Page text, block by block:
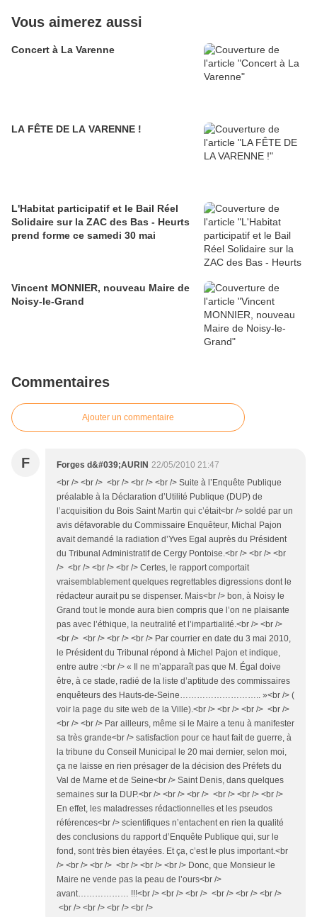
Vous aimerez aussi
Concert à La Varenne
LA FÊTE DE LA VARENNE !
L'Habitat participatif et le Bail Réel
Solidaire sur la ZAC des Bas - Heurts
prend forme ce samedi 30 mai
Vincent MONNIER, nouveau Maire de
Noisy-le-Grand
Commentaires
Ajouter un commentaire
F Forges d&#039;AURIN 22/05/2010 21:47
<br /> <br /> <br /> <br /> <br /> Suite à l’Enquête Publique
préalable à la Déclaration d’Utilité Publique (DUP) de
l’acquisition du Bois Saint Martin qui c’était<br /> soldé par un
avis défavorable du Commissaire Enquêteur, Michal Pajon
avait demandé la radiation d’Yves Egal auprès du Président
du Tribunal Administratif de Cergy Pontoise.<br /> <br /> <br
/> <br /> <br /> <br /> Certes, le rapport comportait
vraisemblablement quelques regrettables digressions dont le
rédacteur aurait pu se dispenser. Mais<br /> bon, à Noisy le
Grand tout le monde aura bien compris que l’on ne plaisante
pas avec l’éthique, la neutralité et l’impartialité.<br /> <br />
<br /> <br /> <br /> <br /> Par courrier en date du 3 mai 2010,
le Président du Tribunal répond à Michel Pajon et indique,
entre autre :<br /> « Il ne m’apparaît pas que M. Égal doive
être, à ce stade, radié de la liste d’aptitude des commissaires
enquêteurs des Hauts-de-Seine……………………….. »<br /> (
voir la page du site web de la Ville).<br /> <br /> <br /> <br />
<br /> <br /> Par ailleurs, même si le Maire a tenu à manifester
sa très grande<br /> satisfaction pour ce haut fait de guerre, à
la tribune du Conseil Municipal le 20 mai dernier, selon moi,
ça ne laisse en rien présager de la décision des Préfets du
Val de Marne et de Seine<br /> Saint Denis, dans quelques
semaines sur la DUP.<br /> <br /> <br /> <br /> <br /> <br />
En effet, les maladresses rédactionnelles et les pseudos
références<br /> scientifiques n’entachent en rien la qualité
des conclusions du rapport d’Enquête Publique qui, sur le
fond, sont très bien étayées. Et ça, c’est le plus important.<br
/> <br /> <br /> <br /> <br /> <br /> Donc, que Monsieur le
Maire ne vende pas la peau de l’ours<br />
avant……………… !!!<br /> <br /> <br /> <br /> <br /> <br />
<br /> <br /> <br /> <br />